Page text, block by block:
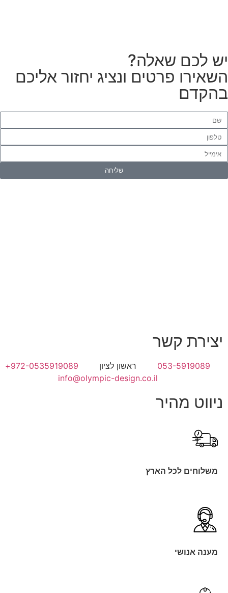
לכם שאלה?
פרטים ונציג יחזור אליכם
שליחה
מהיר
לכל הארץ
אנושי
קשר
053-5919089 ראשון לציון
972-0535919089+
info@olympic-design.co.il